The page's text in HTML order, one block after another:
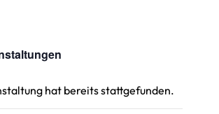
hat bereits stattgefunden.